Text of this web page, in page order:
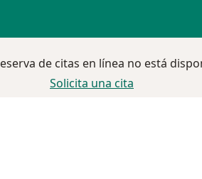
de citas en línea no está
Solicita una cita